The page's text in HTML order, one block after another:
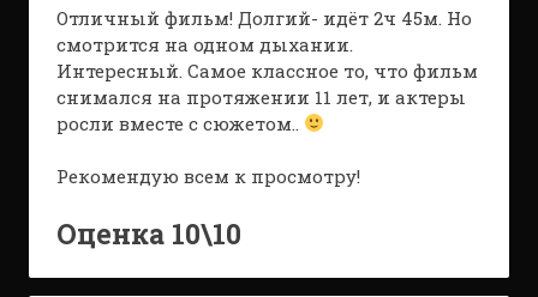
Отличный фильм! Долгий- идёт 2ч 45м. Но
смотрится на одном дыхании.
Интересный. Самое классное то, что фильм
снимался на протяжении 11 лет, и актеры
росли вместе с сюжетом..
Рекомендую всем к просмотру!
Оценка 10\10